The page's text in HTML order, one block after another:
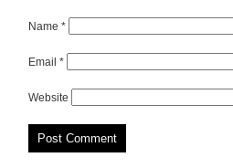
Name *
Email *
Website